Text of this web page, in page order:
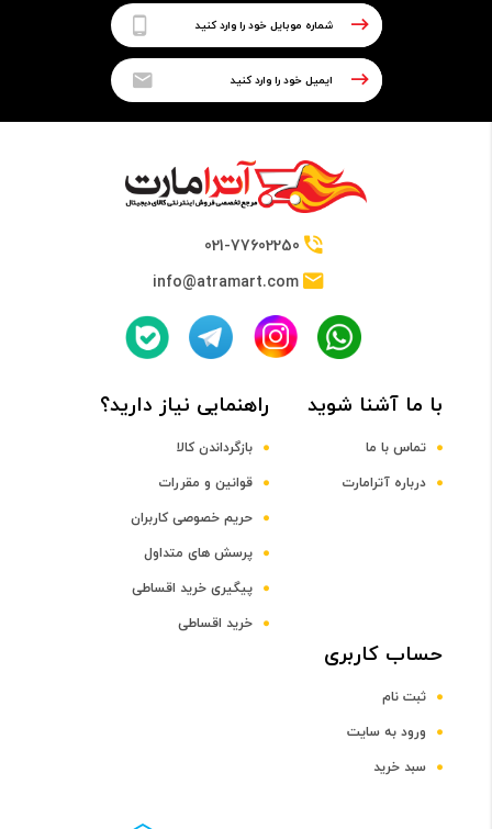
نوع پردازنده
Quad-core Cortex A53 CPU
1.2 گیگاهرتز
صفحه نمایش
سایز صفحه نمایش
021-77602250
info@atramart.com
با ما آشنا شوید
تماس با ما
درباره آترامارت
راهنمایی نیاز دارید؟
بازگرداندن کالا
قوانین و مقررات
حریم خصوصی کاربران
پرسش های متداول
پیگیری خرید اقساطی
خرید اقساطی
حساب کاربری
ثبت نام
ورود به سایت
سبد خرید